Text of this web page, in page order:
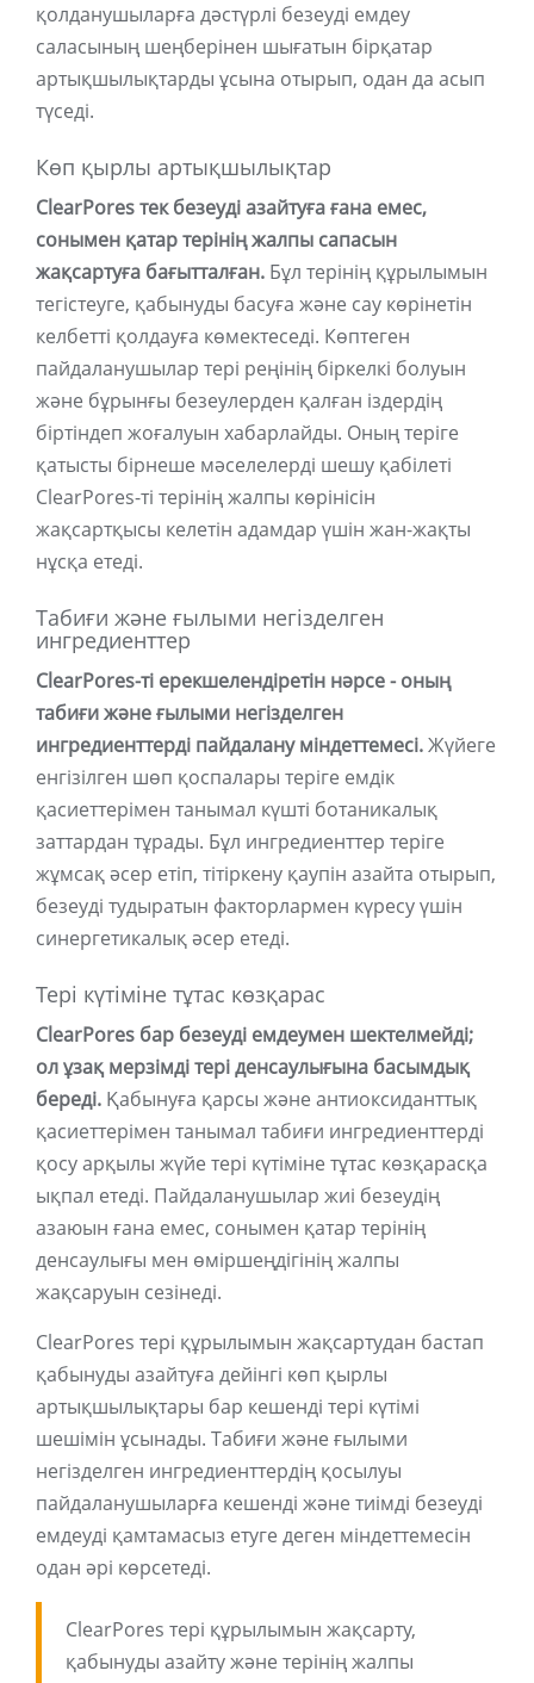
қолданушыларға дәстүрлі безеуді емдеу
саласының шеңберінен шығатын бірқатар
артықшылықтарды ұсына отырып, одан да асып
түседі.
Көп қырлы артықшылықтар
ClearPores тек безеуді азайтуға ғана емес,
сонымен қатар терінің жалпы сапасын
жақсартуға бағытталған. Бұл терінің құрылымын
тегістеуге, қабынуды басуға және сау көрінетін
келбетті қолдауға көмектеседі. Көптеген
пайдаланушылар тері реңінің біркелкі болуын
және бұрынғы безеулерден қалған іздердің
біртіндеп жоғалуын хабарлайды. Оның теріге
қатысты бірнеше мәселелерді шешу қабілеті
ClearPores-ті терінің жалпы көрінісін
жақсартқысы келетін адамдар үшін жан-жақты
нұсқа етеді.
Табиғи және ғылыми негізделген
ингредиенттер
ClearPores-ті ерекшелендіретін нәрсе - оның
табиғи және ғылыми негізделген
ингредиенттерді пайдалану міндеттемесі.Жүйеге
енгізілген шөп қоспалары теріге емдік
қасиеттерімен танымал күшті ботаникалық
заттардан тұрады. Бұл ингредиенттер теріге
жұмсақ әсер етіп, тітіркену қаупін азайта отырып,
безеуді тудыратын факторлармен күресу үшін
синергетикалық әсер етеді.
Тері күтіміне тұтас көзқарас
ClearPores бар безеуді емдеумен шектелмейді;
ол ұзақ мерзімді тері денсаулығына басымдық
береді. Қабынуға қарсы және антиоксиданттық
қасиеттерімен танымал табиғи ингредиенттерді
қосу арқылы жүйе тері күтіміне тұтас көзқарасқа
ықпал етеді. Пайдаланушылар жиі безеудің
азаюын ғана емес, сонымен қатар терінің
денсаулығы мен өміршеңдігінің жалпы
жақсаруын сезінеді.
ClearPores тері құрылымын жақсартудан бастап
қабынуды азайтуға дейінгі көп қырлы
артықшылықтары бар кешенді тері күтімі
шешімін ұсынады. Табиғи және ғылыми
негізделген ингредиенттердің қосылуы
пайдаланушыларға кешенді және тиімді безеуді
емдеуді қамтамасыз етуге деген міндеттемесін
одан әрі көрсетеді.
ClearPores тері құрылымын жақсарту,
қабынуды азайту және терінің жалпы